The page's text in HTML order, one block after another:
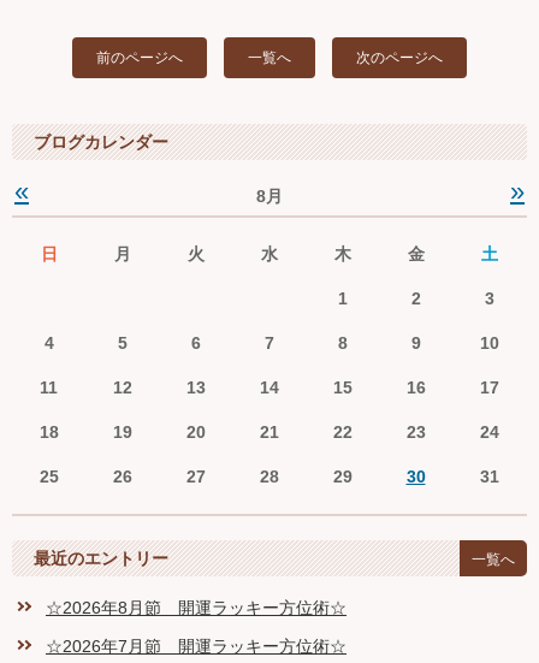
前のページへ 一覧へ 次のページへ
ブログカレンダー
« 8月 »
日 月 火 水 木 金 土
1 2 3
4 5 6 7 8 9 10
11 12 13 14 15 16 17
18 19 20 21 22 23 24
25 26 27 28 29 30 31
最近のエントリー 一覧へ
☆2026年8月節 開運ラッキー方位術☆
☆2026年7月節 開運ラッキー方位術☆